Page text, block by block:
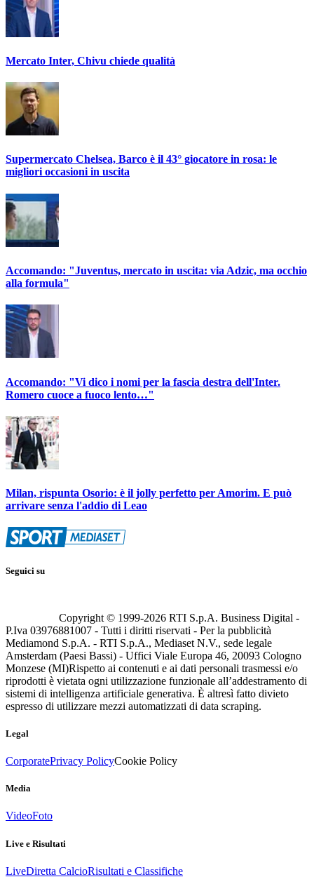
Mercato Inter, Chivu chiede qualità
Supermercato Chelsea, Barco è il 43° giocatore in rosa: le
migliori occasioni in uscita
Accomando: "Juventus, mercato in uscita: via Adzic, ma occhio
alla formula"
Accomando: "Vi dico i nomi per la fascia destra dell'Inter.
Romero cuoce a fuoco lento…"
Milan, rispunta Osorio: è il jolly perfetto per Amorim. E può
arrivare senza l'addio di Leao
Seguici su
Copyright © 1999-2026 RTI S.p.A. Business Digital -
P.Iva 03976881007 - Tutti i diritti riservati - Per la pubblicità
Mediamond S.p.A. - RTI S.p.A., Mediaset N.V., sede legale
Amsterdam (Paesi Bassi) - Uffici Viale Europa 46, 20093 Cologno
Monzese (MI)Rispetto ai contenuti e ai dati personali trasmessi e/o
riprodotti è vietata ogni utilizzazione funzionale all’addestramento di
sistemi di intelligenza artificiale generativa. È altresì fatto divieto
espresso di utilizzare mezzi automatizzati di data scraping.
Legal
CorporatePrivacy PolicyCookie Policy
Media
VideoFoto
Live e Risultati
LiveDiretta CalcioRisultati e Classifiche